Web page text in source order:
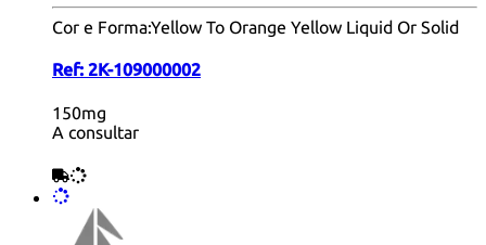
Cor e Forma:Yellow To Orange Yellow Liquid Or Solid
Ref: 2K-109000002
150mg
A consultar